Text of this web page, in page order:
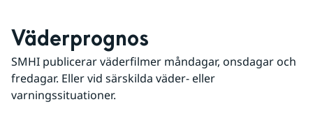
Väderprognos
SMHI publicerar väderfilmer måndagar, onsdagar och
fredagar. Eller vid särskilda väder- eller
varningssituationer.